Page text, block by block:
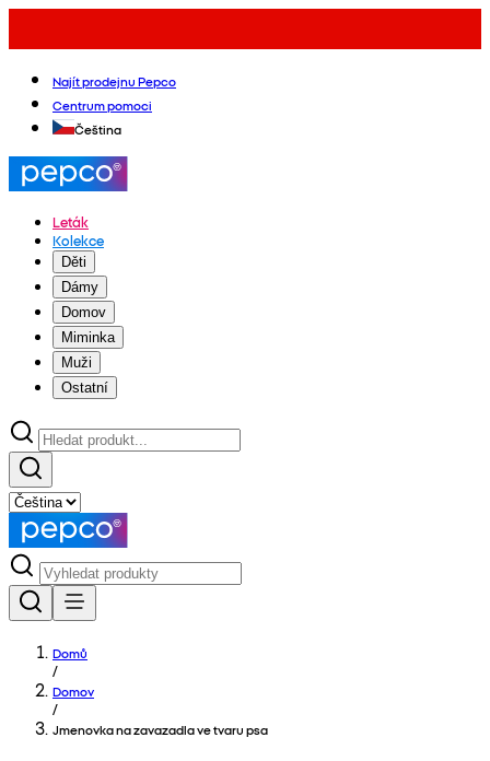
Najít prodejnu Pepco
Centrum pomoci
Čeština
Leták
Kolekce
Děti
Dámy
Domov
Miminka
Muži
Ostatní
Domů
/
Domov
/
Jmenovka na zavazadla ve tvaru psa